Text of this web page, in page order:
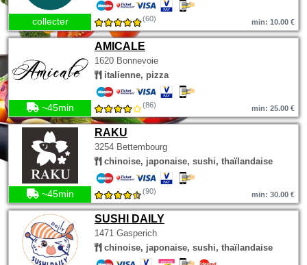
collecter (60) min: 10.00 €
AMICALE
1620 Bonnevoie
italienne, pizza
~45min (86) min: 25.00 €
RAKU
3254 Bettembourg
chinoise, japonaise, sushi, thaïlandaise
~45min (90) min: 30.00 €
SUSHI DAILY
1471 Gasperich
chinoise, japonaise, sushi, thaïlandaise